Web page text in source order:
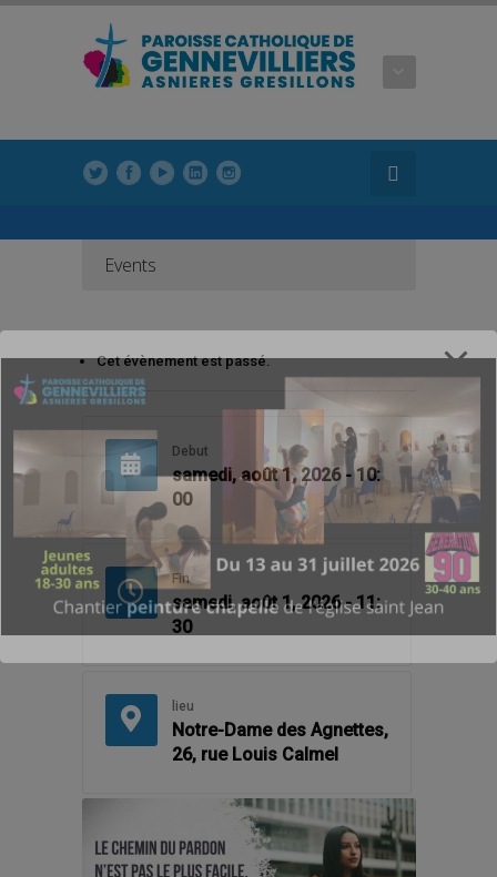
Events
Cet évènement est passé.
Debut
samedi, août 1, 2026 - 10:
00
Fin
samedi, août 1, 2026 - 11:
30
lieu
Notre-Dame des Agnettes,
26, rue Louis Calmel